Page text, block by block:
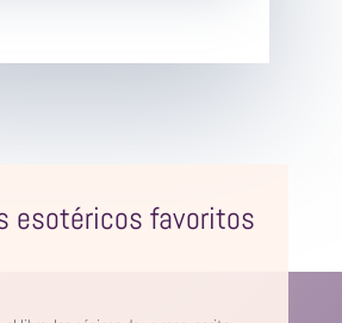
esotéricos favoritos